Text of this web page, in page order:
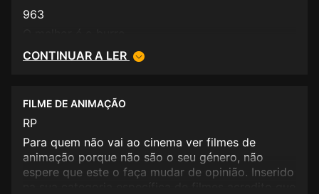
963
CONTINUAR A LER
FILME DE ANIMAÇÃO
RP
Para quem não vai ao cinema ver filmes de
animação porque não são o seu género, não
espere que este o faça mudar de opinião. Inserido